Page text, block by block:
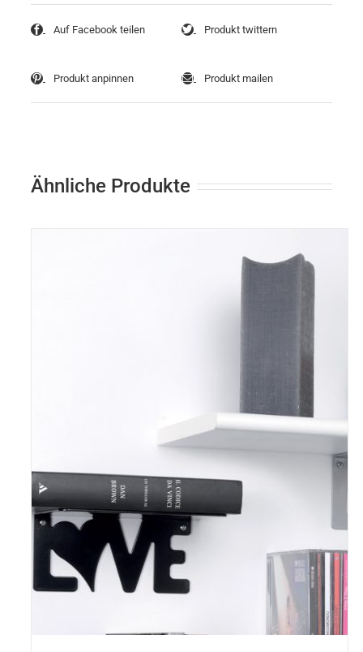
Auf Facebook teilen Produkt twittern
Produkt anpinnen Produkt mailen
Ähnliche Produkte